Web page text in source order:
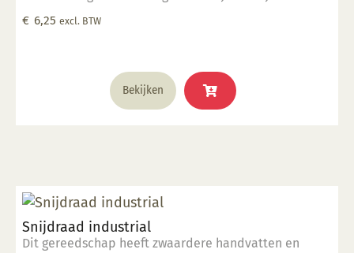
geleverd in een hitteverzegelde polybag.
€ 6,25 excl. BTW
Bekijken
Snijdraad industrial
Dit gereedschap heeft zwaardere handvatten en